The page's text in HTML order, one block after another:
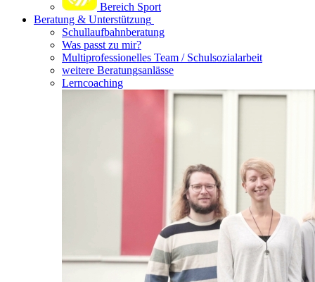
Bereich Sport
Beratung & Unterstützung
Schullaufbahnberatung
Was passt zu mir?
Multipro­fessionelles Team / Schulsozialarbeit
weitere Beratungsanlässe
Lerncoaching